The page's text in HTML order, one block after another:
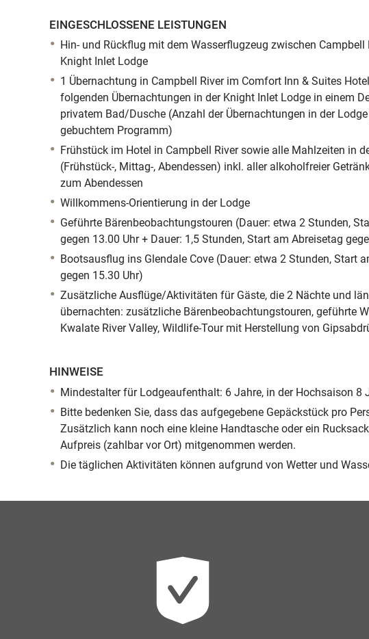
EINGESCHLOSSENE LEISTUNGEN
Hin- und Rückflug mit dem Wasserflugzeug zwischen Campbell
Knight Inlet Lodge
1 Übernachtung in Campbell River im Comfort Inn & Suites
folgenden Übernachtungen in der Knight Inlet Lodge in einem
privatem Bad/Dusche (Anzahl der Übernachtungen in der
gebuchtem Programm)
Frühstück im Hotel in Campbell River sowie alle Mahlzeiten in
(Frühstück-, Mittag-, Abendessen) inkl. aller alkoholfreier
zum Abendessen
Willkommens-Orientierung in der Lodge
Geführte Bärenbeobachtungstouren (Dauer: etwa 2 Stunden,
gegen 13.00 Uhr + Dauer: 1,5 Stunden, Start am Abreisetag
Bootsausflug ins Glendale Cove (Dauer: etwa 2 Stunden, Start
gegen 15.30 Uhr)
Zusätzliche Ausflüge/Aktivitäten für Gäste, die 2 Nächte und
übernachten: zusätzliche Bärenbeobachtungstouren, geführte
Kwalate River Valley, Wildlife-Tour mit Herstellung von
HINWEISE
Mindestalter für Lodgeaufenthalt: 6 Jahre, in der Hochsaison 8
Bitte bedenken Sie, dass das aufgegebene Gepäckstück pro
Zusätzlich kann noch eine kleine Handtasche oder ein
Aufpreis (zahlbar vor Ort) mitgenommen werden.
Die täglichen Aktivitäten können aufgrund von Wetter und